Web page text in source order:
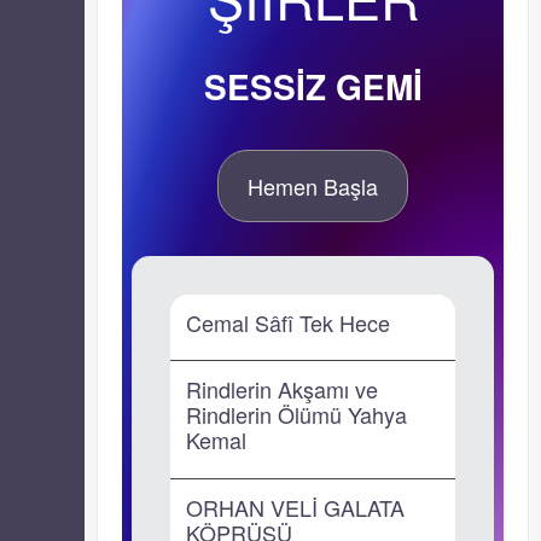
SESSİZ GEMİ
Hemen Başla
Cemal Sâfî Tek Hece
Rindlerin Akşamı ve
Rindlerin Ölümü Yahya
Kemal
ORHAN VELİ GALATA
KÖPRÜSÜ